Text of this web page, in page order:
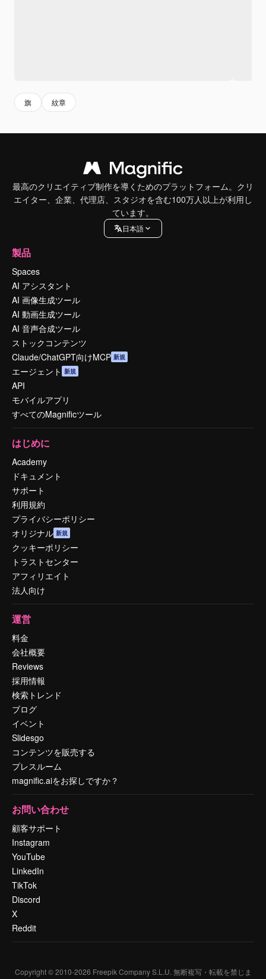
旗 紋章
最高のクリエイティブ制作を導くためのプラットフォーム。クリ
エイター、企業、代理店、スタジオを含む100万人以上が利用し
ています。
日本語
製品
Spaces
AI アシスタント
AI 画像生成ツール
AI 動画生成ツール
AI 音声合成ツール
ストックコンテンツ
Claude/ChatGPT向けMCP 新規
エージェント 新規
API
モバイルアプリ
すべてのMagnificツール
はじめに
Academy
ドキュメント
サポート
利用規約
プライバシーポリシー
オリジナル 新規
クッキーポリシー
トラストセンター
アフィリエイト
法人向け
運営
料金
会社概要
Reviews
採用情報
検索トレンド
ブログ
イベント
Slidesgo
コンテンツを販売する
プレスルーム
magnific.aiをお探しですか？
お問い合わせ
顧客サポート
Instagram
YouTube
LinkedIn
TikTok
Discord
X
Reddit
Copyright © 2010-2026 Freepik Company S.L.U. 無断複写・転載を禁じま